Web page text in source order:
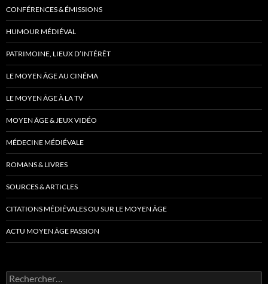
CONFÉRENCES & ÉMISSIONS
HUMOUR MÉDIÉVAL
PATRIMOINE, LIEUX D’INTÉRÊT
LE MOYEN ÂGE AU CINÉMA
LE MOYEN ÂGE À LA TV
MOYEN ÂGE & JEUX VIDÉO
MÉDECINE MÉDIÉVALE
ROMANS & LIVRES
SOURCES & ARTICLES
CITATIONS MÉDIÉVALES OU SUR LE MOYEN ÂGE
ACTU MOYEN ÂGE PASSION
Rechercher :